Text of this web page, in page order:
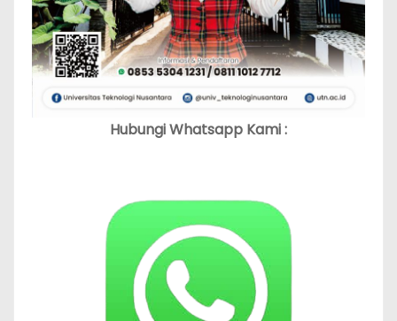
Hubungi Whatsapp Kami :